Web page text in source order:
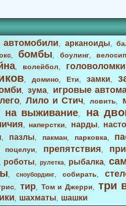
автомобили, арканоиды,
, бомбы, боулинг,
, волейбол, головоломки
, домино, Ети, замки,
, зума,
игровые
лего,Лило и Стич,ловить,
на выживание, на
, наперстки, нарды,
, пазлы, пакман, парковка,
поцелуи, препятствия,
роботы, рулетка, рыбалка,
, сноубординг, собирать,
, тир,Том и Джерри, три
, шахматы, шашки